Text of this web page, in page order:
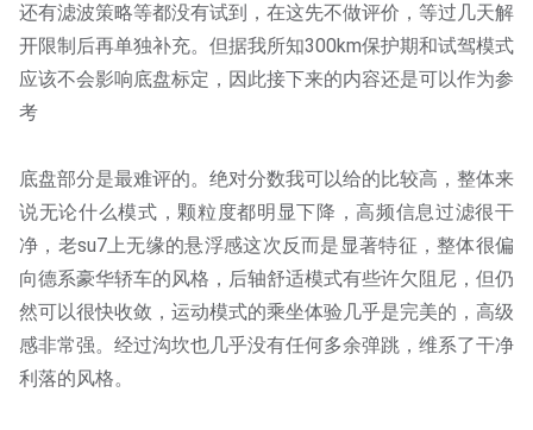
还有滤波策略等都没有试到，在这先不做评价，等过几天解
开限制后再单独补充。但据我所知300km保护期和试驾模式
应该不会影响底盘标定，因此接下来的内容还是可以作为参
考
底盘部分是最难评的。绝对分数我可以给的比较高，整体来
说无论什么模式，颗粒度都明显下降，高频信息过滤很干
净，老su7上无缘的悬浮感这次反而是显著特征，整体很偏
向德系豪华轿车的风格，后轴舒适模式有些许欠阻尼，但仍
然可以很快收敛，运动模式的乘坐体验几乎是完美的，高级
感非常强。经过沟坎也几乎没有任何多余弹跳，维系了干净
利落的风格。